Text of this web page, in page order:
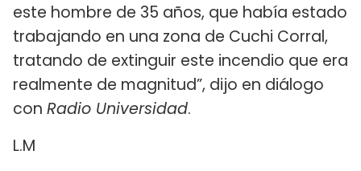
este hombre de 35 años, que había estado
trabajando en una zona de Cuchi Corral,
tratando de extinguir este incendio que era
realmente de magnitud”, dijo en diálogo
con Radio Universidad.
L.M